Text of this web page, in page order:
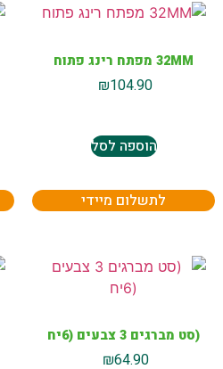
32MM מפתח רינג פתוח
₪104.90
הוספה לסל
לתשלום מיידי
(סט מברגים 3 צבעים (6יח
₪64.90